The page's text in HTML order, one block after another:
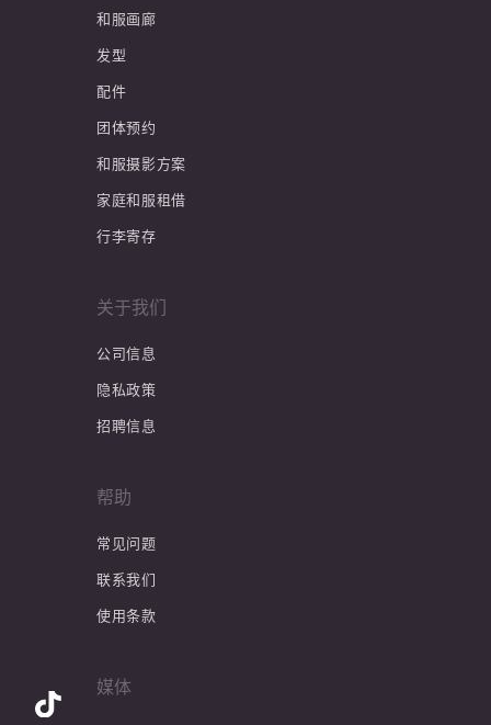
和服画廊
发型
配件
团体预约
和服摄影方案
家庭和服租借
行李寄存
关于我们
公司信息
隐私政策
招聘信息
帮助
常见问题
联系我们
使用条款
媒体